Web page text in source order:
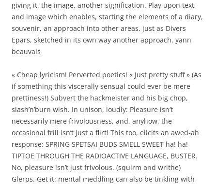
giving it, the image, another signification. Play upon text
and image which enables, starting the elements of a diary,
souvenir, an approach into other areas, just as Divers
Epars, sketched in its own way another approach. yann
beauvais
« Cheap lyricism! Perverted poetics! « Just pretty stuff » (As
if something this viscerally sensual could ever be mere
prettiness!) Subvert the hackmeister and his big chop,
slash’n’burn wish. In unison, loudly: Pleasure isn’t
necessarily mere frivolousness, and, anyhow, the
occasional frill isn’t just a flirt! This too, elicits an awed-ah
response: SPRING SPETSAI BUDS SMELL SWEET ha! ha!
TIPTOE THROUGH THE RADIOACTIVE LANGUAGE, BUSTER.
No, pleasure isn’t just frivolous. (squirm and writhe)
Glerps. Get it: mental meddling can also be tinkling with